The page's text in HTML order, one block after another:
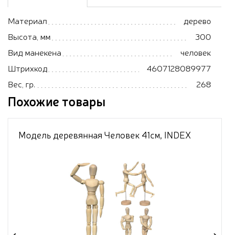
Материал
дерево
Высота, мм
300
Вид манекена
человек
Штрихкод
4607128089977
Вес, гр.
268
Похожие товары
Модель деревянная Человек 41см, INDEX